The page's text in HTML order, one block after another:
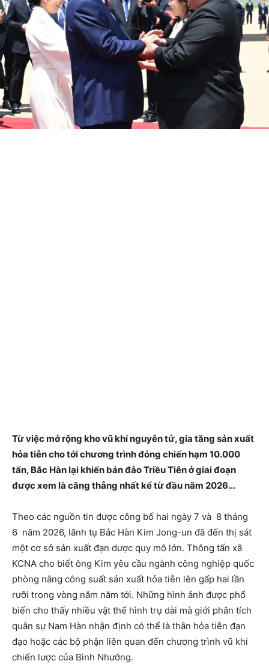
Từ việc mở rộng kho vũ khí nguyên tử, gia tăng sản xuất
hỏa tiễn cho tới chương trình đóng chiến hạm 10.000
tấn, Bắc Hàn lại khiến bán đảo Triều Tiên ở giai đoạn
được xem là căng thẳng nhất kể từ đầu năm 2026…
Theo các nguồn tin được công bố hai ngày 7 và 8 tháng
6 năm 2026, lãnh tụ Bắc Hàn Kim Jong-un đã đến thị sát
một cơ sở sản xuất đạn dược quy mô lớn. Thông tấn xã
KCNA cho biết ông Kim yêu cầu ngành công nghiệp quốc
phòng nâng công suất sản xuất hỏa tiễn lên gấp hai lần
rưỡi trong vòng năm năm tới. Những hình ảnh được phổ
biến cho thấy nhiều vật thể hình trụ dài mà giới phân tích
quân sự Nam Hàn nhận định có thể là thân hỏa tiễn đạn
đạo hoặc các bộ phận liên quan đến chương trình vũ khí
chiến lược của Bình Nhưỡng.